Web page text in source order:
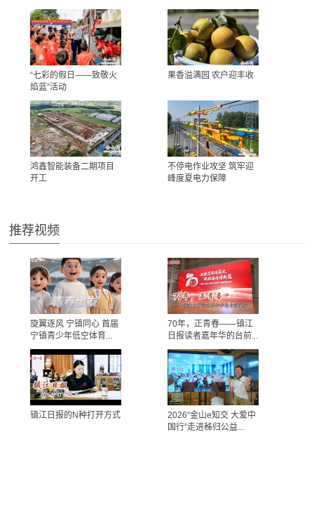
“七彩的假日——致敬火
焰蓝”活动
果香溢满园 农户迎丰收
鸿鑫智能装备二期项目
开工
不停电作业攻坚 筑牢迎
峰度夏电力保障
推荐视频
旋翼逐风 宁镇同心 首届
宁镇青少年低空体育...
70年，正青春——镇江
日报读者嘉年华的台前...
镇江日报的N种打开方式
2026“金山e知交 大爱中
国行”走进秭归公益...